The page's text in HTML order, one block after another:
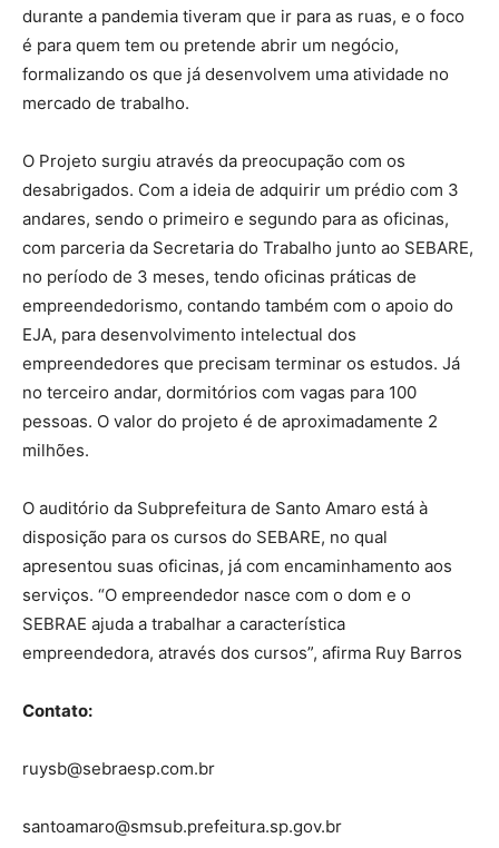
durante a pandemia tiveram que ir para as ruas, e o foco
é para quem tem ou pretende abrir um negócio,
formalizando os que já desenvolvem uma atividade no
mercado de trabalho.
O Projeto surgiu através da preocupação com os
desabrigados. Com a ideia de adquirir um prédio com 3
andares, sendo o primeiro e segundo para as oficinas,
com parceria da Secretaria do Trabalho junto ao SEBARE,
no período de 3 meses, tendo oficinas práticas de
empreendedorismo, contando também com o apoio do
EJA, para desenvolvimento intelectual dos
empreendedores que precisam terminar os estudos. Já
no terceiro andar, dormitórios com vagas para 100
pessoas. O valor do projeto é de aproximadamente 2
milhões.
O auditório da Subprefeitura de Santo Amaro está à
disposição para os cursos do SEBARE, no qual
apresentou suas oficinas, já com encaminhamento aos
serviços. “O empreendedor nasce com o dom e o
SEBRAE ajuda a trabalhar a característica
empreendedora, através dos cursos”, afirma Ruy Barros
Contato:
ruysb@sebraesp.com.br
santoamaro@smsub.prefeitura.sp.gov.br